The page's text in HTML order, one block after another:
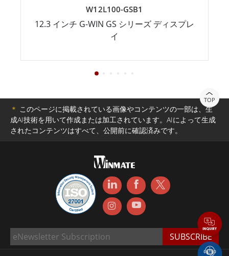
W12L100-GSB1
12.3 インチ G-WIN GS シリーズ ディスプレ
イ
TOP
＊ このページに掲載されている画像やコンテンツの一部は、生
成AI技術を用いて作成または加工されています。AIによって生成
されたコンテンツはすべて、公開前に確認済みです。